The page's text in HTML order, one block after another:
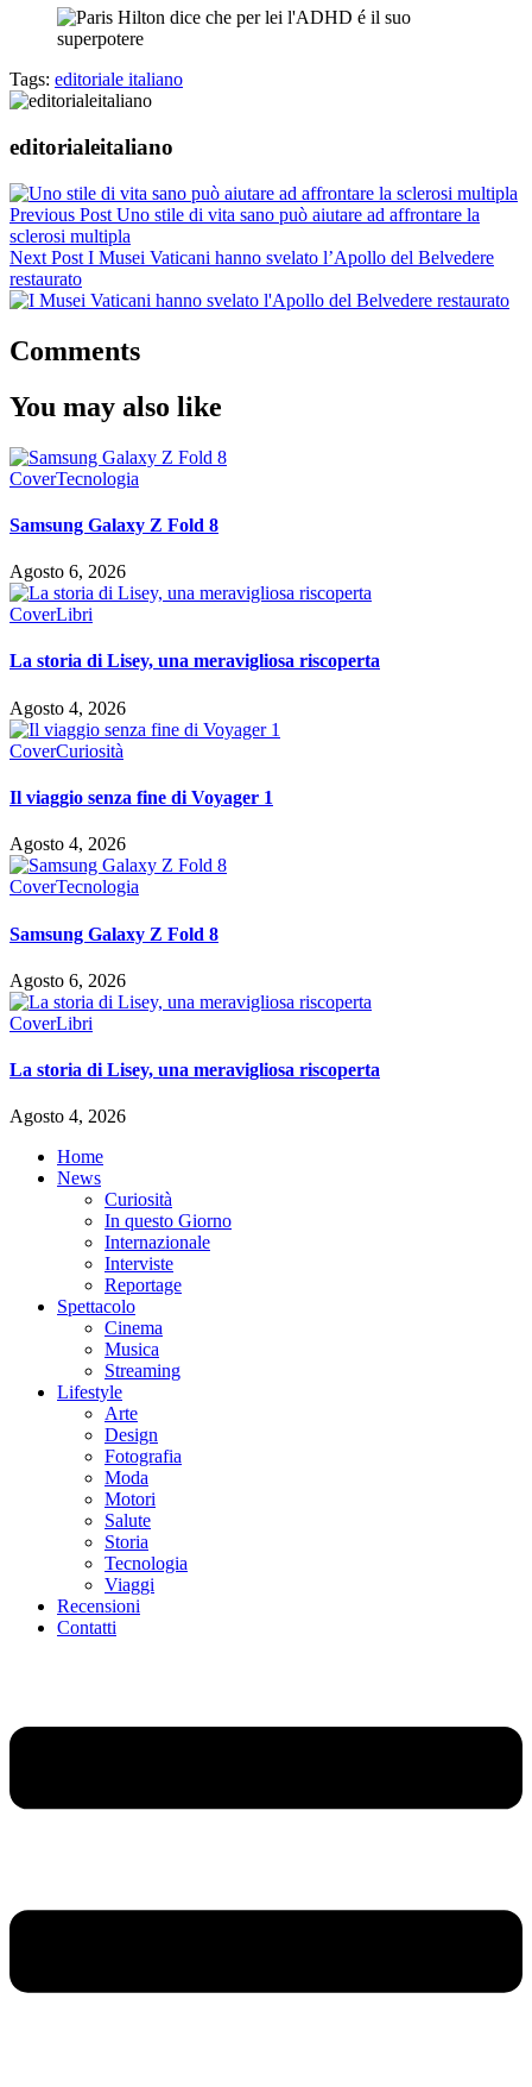
Tags: editoriale italiano
editorialeitaliano
Previous Post Uno stile di vita sano può aiutare ad affrontare la
sclerosi multipla
Next Post I Musei Vaticani hanno svelato l’Apollo del Belvedere
restaurato
Comments
You may also like
CoverTecnologia
Samsung Galaxy Z Fold 8
Agosto 6, 2026
CoverLibri
La storia di Lisey, una meravigliosa riscoperta
Agosto 4, 2026
CoverCuriosità
Il viaggio senza fine di Voyager 1
Agosto 4, 2026
CoverTecnologia
Samsung Galaxy Z Fold 8
Agosto 6, 2026
CoverLibri
La storia di Lisey, una meravigliosa riscoperta
Agosto 4, 2026
Home
News
Curiosità
In questo Giorno
Internazionale
Interviste
Reportage
Spettacolo
Cinema
Musica
Streaming
Lifestyle
Arte
Design
Fotografia
Moda
Motori
Salute
Storia
Tecnologia
Viaggi
Recensioni
Contatti